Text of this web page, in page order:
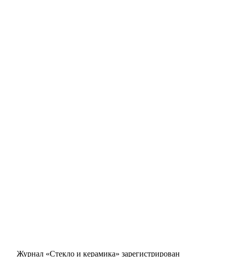
Журнал «Стекло и керамика» зарегистрирован